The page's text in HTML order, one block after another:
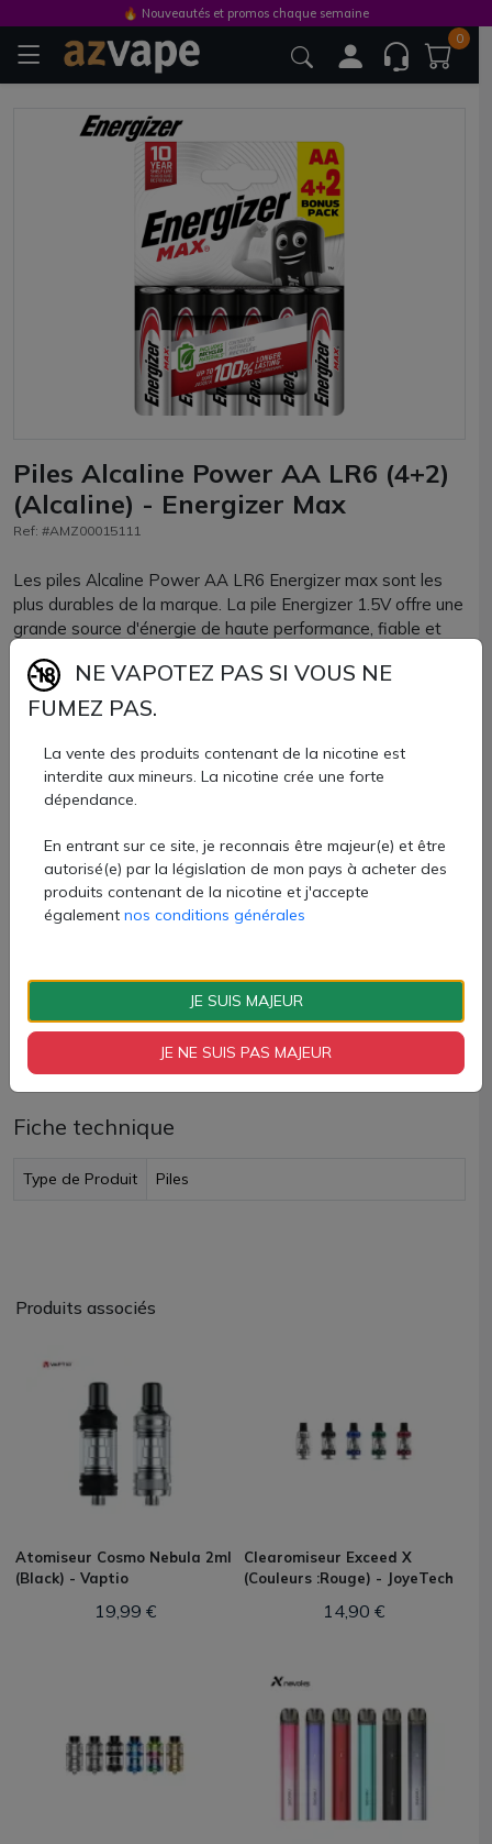
0
Piles Alcaline Power AA LR6 (4+2)
(Alcaline) - Energizer Max
Ref: #AMZ00015111
Les piles Alcaline Power AA LR6 Energizer max sont les
plus durables de la marque. La pile Energizer 1.5V offre une
grande source d'énergie de haute performance, fiable et
Cette pile alcaline ne contient pas de mercure et est
pendant 10 ans lorsqu'elle est entreposée.
Lot de 6 piles alcaline AA LR6 Energizer.
5,10 €
Quantité
Paiement 100% sécurisé
Livraison rapide
Fiche technique
Type de Produit Piles
Produits associés
Atomiseur Cosmo Nebula 2ml
(Black) - Vaptio
19,99 €
Clearomiseur Exceed X
(Couleurs :Rouge) - JoyeTech
14,90 €
🔥 Nouveautés et promos chaque semaine
NE VAPOTEZ PAS SI VOUS NE
FUMEZ PAS.
La vente des produits contenant de la nicotine est
interdite aux mineurs. La nicotine crée une forte
dépendance.
En entrant sur ce site, je reconnais être majeur(e) et être
autorisé(e) par la législation de mon pays à acheter des
produits contenant de la nicotine et j'accepte
également nos conditions générales
JE SUIS MAJEUR
JE NE SUIS PAS MAJEUR